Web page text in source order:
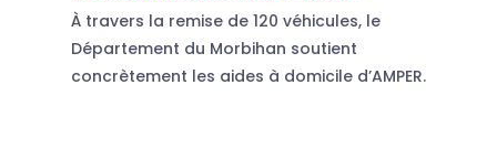
À travers la remise de 120 véhicules, le
Département du Morbihan soutient
concrètement les aides à domicile d’AMPER.